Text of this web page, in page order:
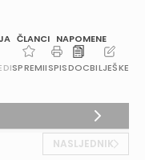
ČLANCI NAPOMENE
SPREMIISPISDOCBILJEŠKE
NASLJEDNIK